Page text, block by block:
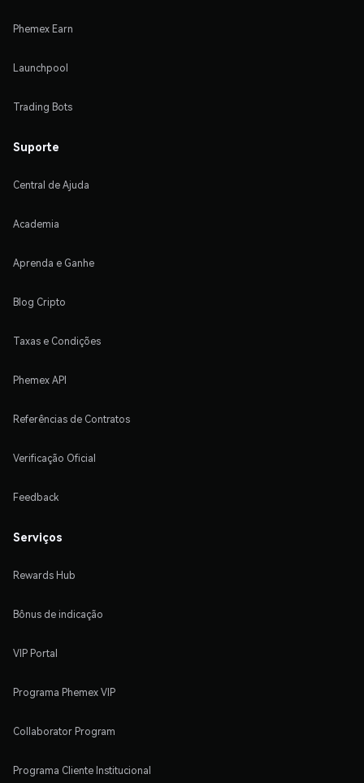
Phemex Earn
Launchpool
Trading Bots
Suporte
Central de Ajuda
Academia
Aprenda e Ganhe
Blog Cripto
Taxas e Condições
Phemex API
Referências de Contratos
Verificação Oficial
Feedback
Serviços
Rewards Hub
Bônus de indicação
VIP Portal
Programa Phemex VIP
Collaborator Program
Programa Cliente Institucional